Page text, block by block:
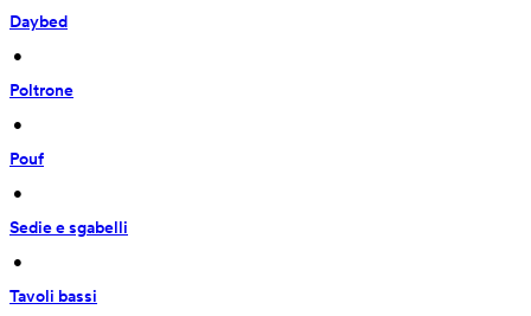
Daybed
•
Poltrone
•
Pouf
•
Sedie e sgabelli
•
Tavoli bassi